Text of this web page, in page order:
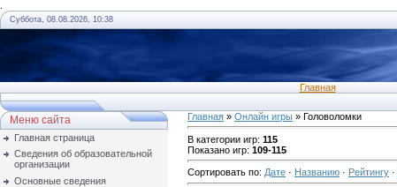
Суббота, 08.08.2026, 10:38
Главная
Меню сайта
Главная страница
Сведения об образовательной
организации
Основные сведения
Главная » Онлайн игры » Головоломки
В категории игр: 115
Показано игр: 109-115
Сортировать по: Дате · Названию · Рейтингу ·